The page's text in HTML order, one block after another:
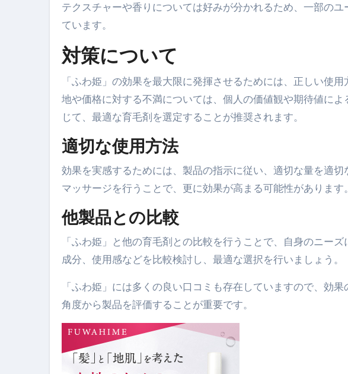
かいまき（掻巻き）超完全ガイド｜“着る布団”で
【最新版】掛け布団の選び方“完全攻略”｜シン
【アシストステッパー】ハンドル付き・筋力アシ
【2026年最新保存版】エアトリ超新春セール＆セ
コロナウイルス完全解説ガイド ― 正しく知るこ
「3秒で整う、新しい栄養補給」 飲むミスト（IN
クリスマスの魔法で、心と未来を彩る方法――「
磁気ネックレスは「首に着けるだけ」じゃない。
【最新】手袋の選び方 完全ガイド｜スマホ対応
電気カミソリ完全ガイド｜深剃り・肌へのやさし
補聴器の選び方 完全ガイド｜集音器との違い・タ
失敗しない「爪切り」完全ガイド：高級クリッパ
失敗しない「カニ」完全ガイド：ズワイ・タラバ
スイーツ完全ガイド ― 人生を少しだけ甘くする、
「地震は突然、備えは今日から。」防災意識を日常
テクスチャーや香りについては好みが分かれるため、一部の
ています。
対策について
「ふわ姫」の効果を最大限に発揮させるためには、正しい使
地や価格に対する不満については、個人の価値観や期待値に
じて、最適な育毛剤を選定することが推奨されます。
適切な使用方法
効果を実感するためには、製品の指示に従い、適切な量を適
マッサージを行うことで、更に効果が高まる可能性があります。
他製品との比較
「ふわ姫」と他の育毛剤との比較を行うことで、自身のニー
成分、使用感などを比較検討し、最適な選択を行いましょう。
「ふわ姫」には多くの良い口コミも存在していますので、効
角度から製品を評価することが重要です。